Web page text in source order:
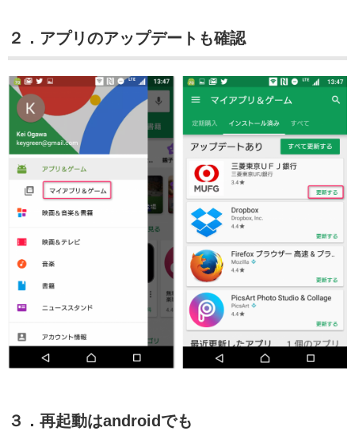
２．アプリのアップデートも確認
３．再起動はandroidでも